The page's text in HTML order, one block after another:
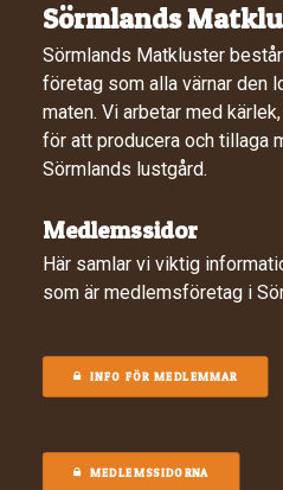
Sörmlands
Sörmlands Matkluster
företag som alla värnar den
maten. Vi arbetar med
för att producera och tillaga
Sörmlands lustgård.
Medlemssidor
Här samlar vi viktig
som är medlemsföretag i
INFO FÖR MEDLEMMAR
MEDLEMSSIDORNA